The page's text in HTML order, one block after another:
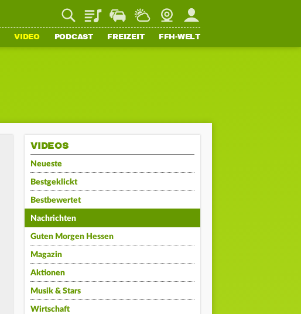
PlaylistStaupilotWetterWebcamMein FFH
VIDEO PODCAST FREIZEIT FFH-WELT
VIDEOS
Neueste
Bestgeklickt
Bestbewertet
Nachrichten
Guten Morgen Hessen
Magazin
Aktionen
Musik & Stars
Wirtschaft